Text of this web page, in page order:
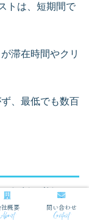
トは、短期間で
滞在時間やクリ
、最低でも数百
解析は必須で
社概要
About
問い合わせ
Contact